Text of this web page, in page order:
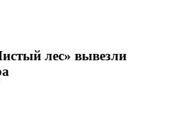
лес» вывезли